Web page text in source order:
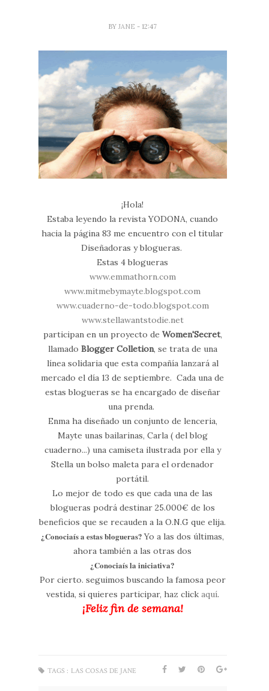
BYJANE - 12:47
¡Hola!
Estaba leyendo la revista YODONA, cuando
hacia la página 83 me encuentro con el titular
Diseñadoras y blogueras.
Estas 4 blogueras
www.emmathorn.com
www.mitmebymayte.blogspot.com
www.cuaderno-de-todo.blogspot.com
www.stellawantstodie.net
participan en un proyecto de Women'Secret,
llamado Blogger Colletion, se trata de una
línea solidaria que esta compañía lanzará al
mercado el día 13 de septiembre. Cada una de
estas blogueras se ha encargado de diseñar
una prenda.
Enma ha diseñado un conjunto de lenceria,
Mayte unas bailarinas, Carla ( del blog
cuaderno...) una camiseta ilustrada por ella y
Stella un bolso maleta para el ordenador
portátil.
Lo mejor de todo es que cada una de las
blogueras podrá destinar 25.000€ de los
beneficios que se recauden a la O.N.G que elija.
¿Conociaís a estas blogueras?Yo a las dos últimas,
ahora también a las otras dos
¿Conociaís la iniciativa?
Por cierto. seguimos buscando la famosa peor
vestida, si quieres participar, haz click aquí.
¡Feliz fin de semana!
TAGS : LAS COSAS DE JANE